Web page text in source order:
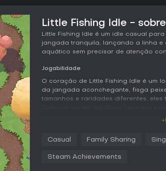
Little Fishing Idle -
Little Fishing Idle é um idle casual
jangada tranquila, lançando a linha e
aquático sem precisar de atenção
Jogabilidade
O coração de Little Fishing Idle é um
da jangada aconchegante, fisga
tamanhos e raridades diferentes, eles
A gestão é essencial, com um
bastidores enquanto você cuida de
Casual Family Sharing
Steam Achievements